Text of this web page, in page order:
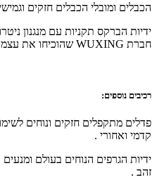
הכבלים ומובלי הכבלים חזקים
ידיות הברקס תקניות עם מנגנון
חברת WUXING שהוכיחו את עצמם ב 5 שנים
רכיבים נוספים:
פדלים מתקפלים חזקים ונוחים
קדמי ואחורי .
ידיות הגרפים הנוחים בעולם
זהב .